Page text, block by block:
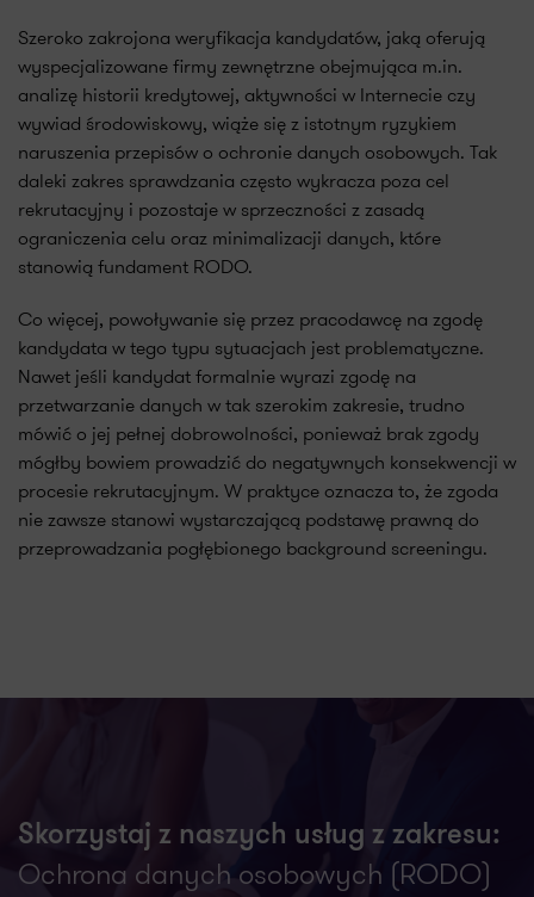
Szeroko zakrojona weryfikacja kandydatów, jaką oferują
wyspecjalizowane firmy zewnętrzne obejmująca m.in.
analizę historii kredytowej, aktywności w Internecie czy
wywiad środowiskowy, wiąże się z istotnym ryzykiem
naruszenia przepisów o ochronie danych osobowych. Tak
daleki zakres sprawdzania często wykracza poza cel
rekrutacyjny i pozostaje w sprzeczności z zasadą
ograniczenia celu oraz minimalizacji danych, które
stanowią fundament RODO.
Co więcej, powoływanie się przez pracodawcę na zgodę
kandydata w tego typu sytuacjach jest problematyczne.
Nawet jeśli kandydat formalnie wyrazi zgodę na
przetwarzanie danych w tak szerokim zakresie, trudno
mówić o jej pełnej dobrowolności, ponieważ brak zgody
mógłby bowiem prowadzić do negatywnych konsekwencji w
procesie rekrutacyjnym. W praktyce oznacza to, że zgoda
nie zawsze stanowi wystarczającą podstawę prawną do
przeprowadzania pogłębionego background screeningu.
Skorzystaj z naszych usług z zakresu:
Ochrona danych osobowych (RODO)